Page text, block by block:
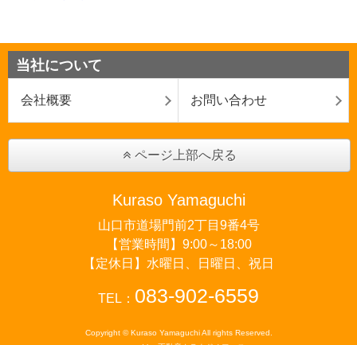
当社について
会社概要 お問い合わせ
ページ上部へ戻る
Kuraso Yamaguchi
山口市道場門前2丁目9番4号
【営業時間】9:00～18:00
【定休日】水曜日、日曜日、祝日
TEL： 083-902-6559
Copyright © Kuraso Yamaguchi All rights Reserved.